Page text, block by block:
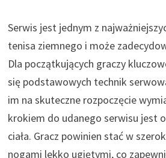
Serwis jest jednym z
tenisa ziemnego i może
Dla początkujących graczy
się podstawowych technik
im na skuteczne rozpoczęcie
krokiem do udanego serwisu jest
ciała. Gracz powinien stać w
nogami lekko ugiętymi, co